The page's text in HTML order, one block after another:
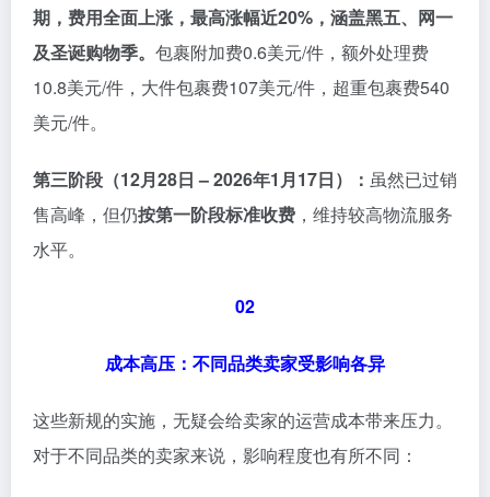
期，费用全面上涨，最高涨幅近20%，涵盖黑五、网一
及圣诞购物季。 包裹附加费0.6美元/件，额外处理费
10.8美元/件，大件包裹费107美元/件，超重包裹费540
美元/件。
第三阶段（12月28日 – 2026年1月17日）： 虽然已过销
售高峰，但仍按第一阶段标准收费 ，维持较高物流服务
水平。
02
成本高压：不同品类卖家受影响各异
这些新规的实施，无疑会给卖家的运营成本带来压力。
对于不同品类的卖家来说，影响程度也有所不同：